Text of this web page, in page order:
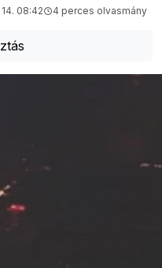
08:42 4 perces olvasmány